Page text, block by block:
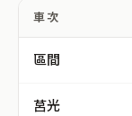
車次
區間
莒光